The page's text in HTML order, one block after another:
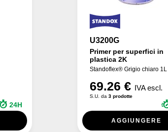
24H
U3200G
Primer per superfici in
plastica 2K
Standoflex® Grigio chiaro 1L
69.26 € IVA escl.
S.U. da3 prodotte
AGGIUNGERE